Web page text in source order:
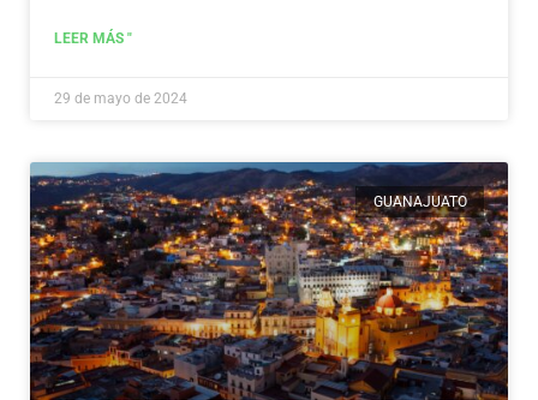
LEER MÁS "
29 de mayo de 2024
GUANAJUATO